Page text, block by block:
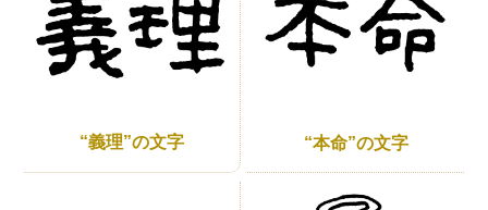
“義理”の文字 “本命”の文字